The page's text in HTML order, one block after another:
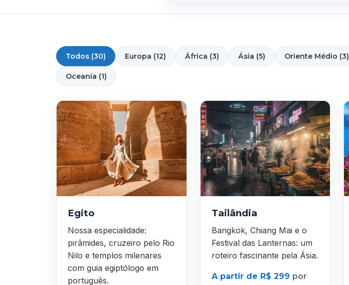
Todos (30) Europa (12) África (3) Ásia (5) Oriente Médio (3)
Oceania (1)
Egito
Nossa especialidade:
pirâmides, cruzeiro pelo Rio
Nilo e templos milenares
com guia egiptólogo em
português.
Tailândia
Bangkok, Chiang Mai e o
Festival das Lanternas: um
roteiro fascinante pela Ásia.
A partir de R$ 299 por